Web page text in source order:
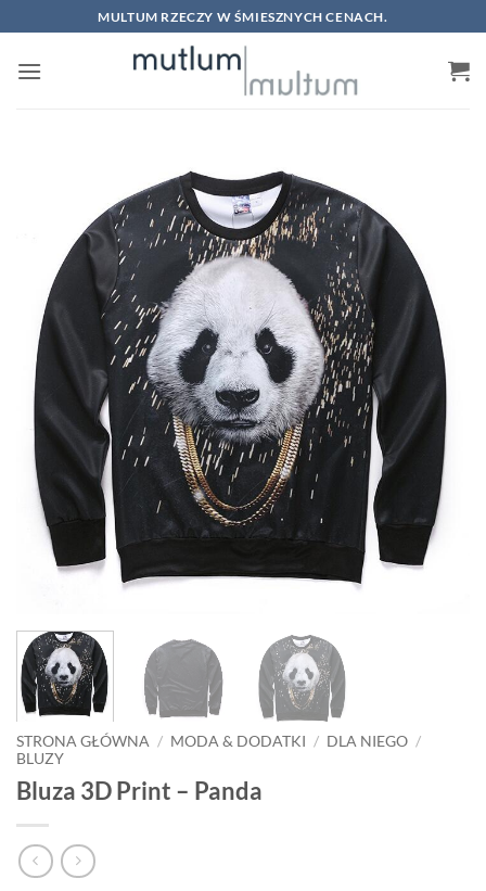
to
content
MULTUM RZECZY W ŚMIESZNYCH CENACH.
STRONA GŁÓWNA / MODA & DODATKI / DLA NIEGO /
BLUZY
Bluza 3D Print – Panda